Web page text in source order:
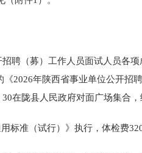
聘（募）工作人员面试人员各
《2026年陕西省事业单位公开
在陇县人民政府对面广场集合
标准（试行）》执行，体检费